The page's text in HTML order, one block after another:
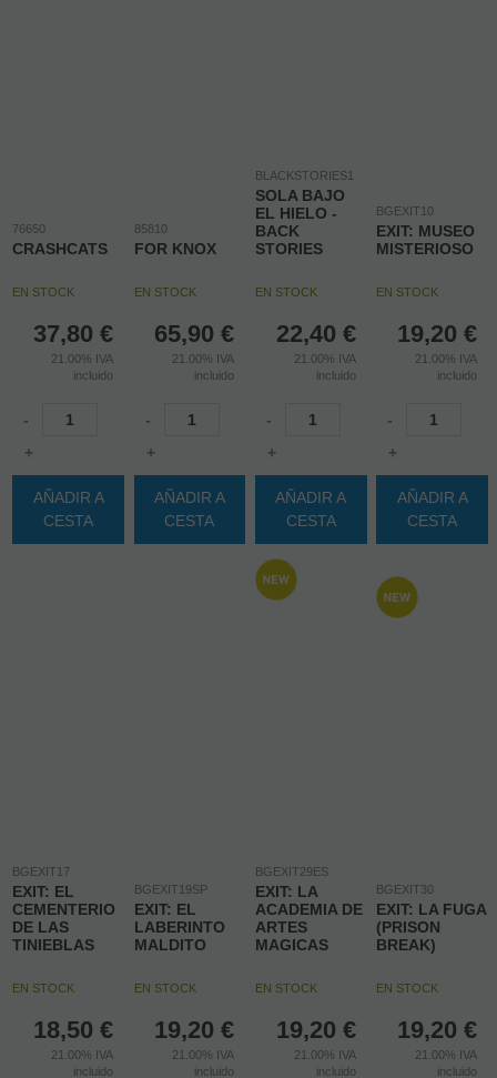
76650
CRASHCATS
EN STOCK
37,80 €
21.00% IVA
incluido
-
+
AÑADIR A
CESTA
85810
FOR KNOX
EN STOCK
65,90 €
21.00% IVA
incluido
-
+
AÑADIR A
CESTA
BLACKSTORIES1
SOLA BAJO
EL HIELO -
BACK
STORIES
EN STOCK
22,40 €
21.00% IVA
incluido
-
+
AÑADIR A
CESTA
BGEXIT10
EXIT: MUSEO
MISTERIOSO
EN STOCK
19,20 €
21.00% IVA
incluido
-
+
AÑADIR A
CESTA
BGEXIT17
EXIT: EL
CEMENTERIO
DE LAS
TINIEBLAS
EN STOCK
18,50 €
21.00% IVA
incluido
BGEXIT19SP
EXIT: EL
LABERINTO
MALDITO
EN STOCK
19,20 €
21.00% IVA
incluido
BGEXIT29ES
EXIT: LA
ACADEMIA DE
ARTES
MAGICAS
EN STOCK
19,20 €
21.00% IVA
incluido
BGEXIT30
EXIT: LA FUGA
(PRISON
BREAK)
EN STOCK
19,20 €
21.00% IVA
incluido